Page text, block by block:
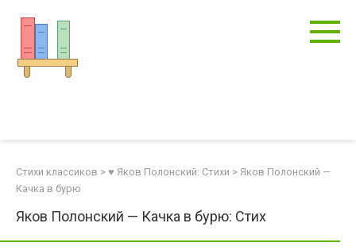
контенту
Стихи классиков > ♥ Яков Полонский: Стихи > Яков Полонский —
Качка в бурю
Яков Полонский — Качка в бурю: Стих